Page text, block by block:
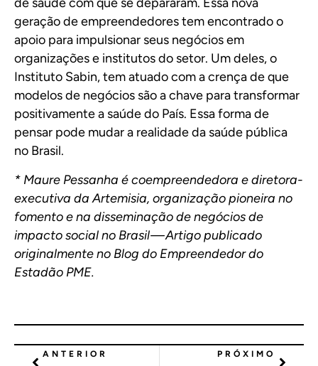
geração de empreendedores tem encontrado o
apoio para impulsionar seus negócios em
organizações e institutos do setor. Um deles, o
Instituto Sabin, tem atuado com a crença de que
modelos de negócios são a chave para transformar
positivamente a saúde do País. Essa forma de
pensar pode mudar a realidade da saúde pública
no Brasil.
* Maure Pessanha é coempreendedora e diretora-
executiva da Artemisia, organização pioneira no
fomento e na disseminação de negócios de
impacto social no Brasil —Artigo publicado
originalmente no Blog do Empreendedor do
Estadão PME.
ANTERIOR PRÓXIMO